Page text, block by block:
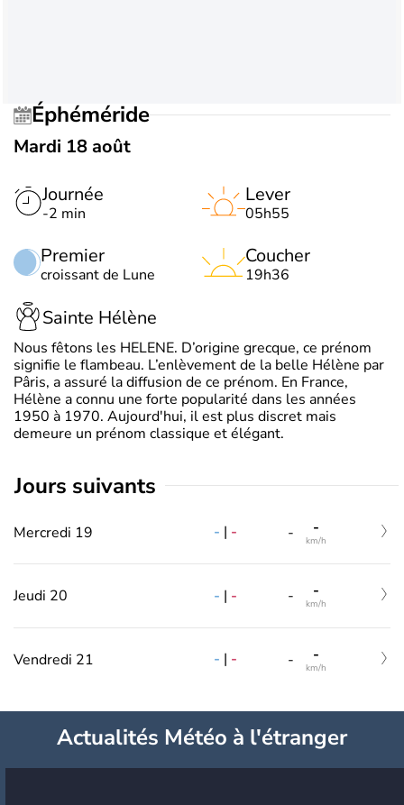
Éphéméride
Mardi 18 août
Journée
-2 min
Premier
croissant de Lune
Lever
05h55
Coucher
19h36
Sainte Hélène
Nous fêtons les HELENE. D’origine grecque, ce prénom
signifie le flambeau. L’enlèvement de la belle Hélène par
Pâris, a assuré la diffusion de ce prénom. En France,
Hélène a connu une forte popularité dans les années
1950 à 1970. Aujourd'hui, il est plus discret mais
demeure un prénom classique et élégant.
jours suivants
Mercredi 19 - | - - -
km/h
Jeudi 20 - | - - -
km/h
Vendredi 21 - | - - -
km/h
Actualités Météo à l'étranger